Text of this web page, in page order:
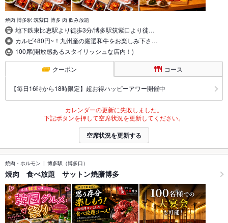
焼肉 博多駅 筑紫口 博多 肉 飲み放題
地下鉄東比恵駅より徒歩3分/博多駅筑紫口より徒…
カルビ480円~！九州産の厳選和牛をお楽しみ下さ…
100席(開放感あるスタイリッシュな店内！)
クーポン コース
【毎日16時から18時限定】超お得ハッピーアワー開催中
カレンダーの更新に失敗しました。
下記ボタンを押して空席状況を更新してください。
空席状況を更新する
焼肉・ホルモン 博多駅（博多口）
焼肉 食べ放題 サットン焼膳博多